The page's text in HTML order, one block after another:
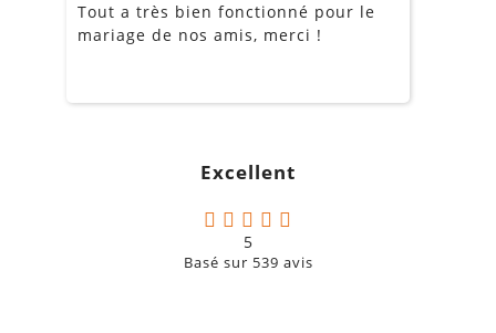
: Statique (condensateur).
Tout a très bien fonctionné pour le
mariage de nos amis, merci !
Excellent
5
Basé sur 539 avis